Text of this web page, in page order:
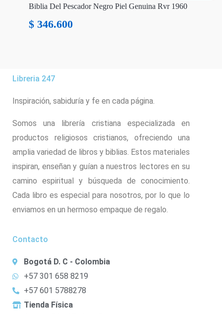
Biblia Del Pescador Negro Piel Genuina Rvr 1960
$ 346.600
Libreria 247
Inspiración, sabiduría y fe en cada página.
Somos una librería cristiana especializada en
productos religiosos cristianos, ofreciendo una
amplia variedad de libros y biblias. Estos materiales
inspiran, enseñan y guían a nuestros lectores en su
camino espiritual y búsqueda de conocimiento.
Cada libro es especial para nosotros, por lo que lo
enviamos en un hermoso empaque de regalo.
Contacto
Bogotá D. C - Colombia
+57 301 658 8219
+57 601 5788278
Tienda Física